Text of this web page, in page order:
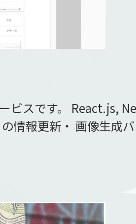
ビスです。 React.js,
情報更新・ 画像生成バ